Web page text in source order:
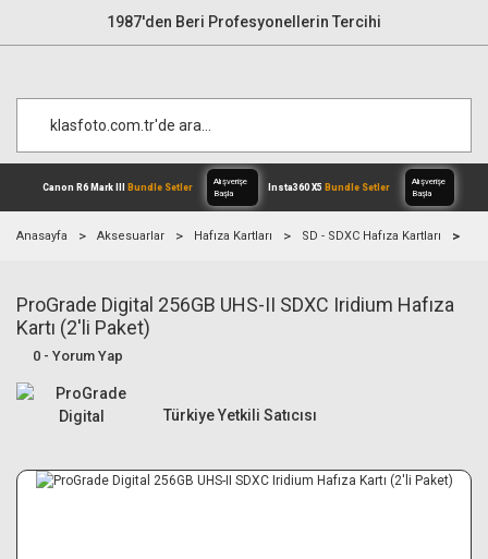
1987'den Beri Profesyonellerin Tercihi
Canon R6 Mark IIIBundle Setler
Alışverişe
Anasayfa Aksesuarlar Hafıza Kartları SD - SDXC Hafıza Kartları
ProGrade Digital 256GB UHS-II SDXC Iridium Hafıza
Kartı (2'li Paket)
0 - Yorum Yap
Türkiye Yetkili Satıcısı